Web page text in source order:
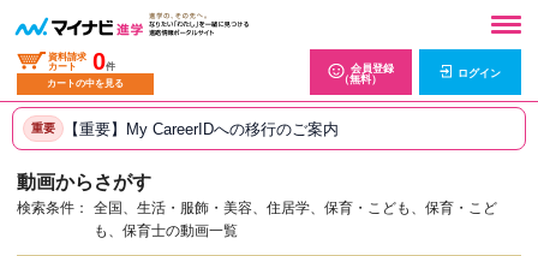
資料請求
カート
0件
カートの中を見る
会員登録
（無料）
ログイン
重要 【重要】My CareerIDへの移行のご案内
動画からさがす
検索条件：
全国、生活・服飾・美容、住居学、保育・こども、保育・こど
も、保育士の動画一覧